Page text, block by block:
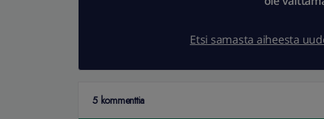
Etsi samasta aiheesta
5 kommenttia